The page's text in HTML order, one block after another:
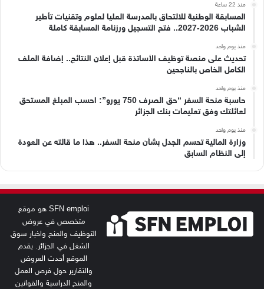
منذ 22 ساعة
المسابقة الوطنية للالتحاق بالمدرسة العليا لعلوم وتقنيات تأطير
الشباب 2026-2027.. فتح التسجيل ورزنامة المسابقة كاملة
منذ يوم واحد
تحديث على منصة توظيف الأساتذة قبل إعلان النتائج.. إضافة الملف
الكامل الخاص بالناجحين
منذ يوم واحد
حاسبة منحة السفر “حق الصرف 750 يورو”: احسب المبلغ المستحق
لعائلتك وفق تعليمات بنك الجزائر
منذ يوم واحد
وزارة المالية تحسم الجدل بشأن منحة السفر.. هذا ما قالته عن العودة
إلى النظام السابق
SFN emploi هو موقع
متخصص في عروض
التوظيف والمنح واخبار سوق
الشغل في الجزائر. يقدم
الموقع أحدث العروض
والتقارير حول فرص العمل
والمنح الدراسية والقوانين